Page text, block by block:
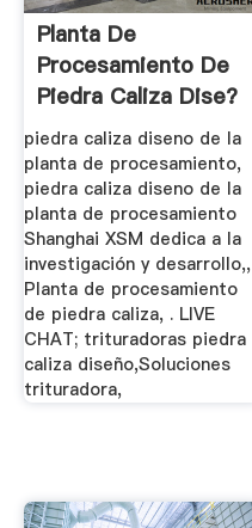
Planta De
Procesamiento De
Piedra Caliza Dise?
O India
piedra caliza diseno de la
planta de procesamiento,
piedra caliza diseno de la
planta de procesamiento
Shanghai XSM dedica a la
investigación y desarrollo,,
Planta de procesamiento
de piedra caliza, . LIVE
CHAT; trituradoras piedra
caliza diseño,Soluciones
trituradora,